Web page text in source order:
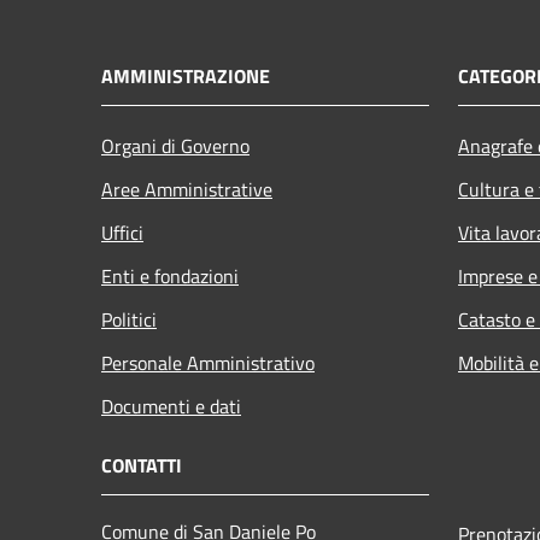
AMMINISTRAZIONE
Organi di Governo
Aree Amministrative
Uffici
Enti e fondazioni
Politici
Personale Amministrativo
Documenti e dati
Cultura
Vita
Imprese
Catasto
Mobilità
CONTATTI
Comune di San Daniele Po